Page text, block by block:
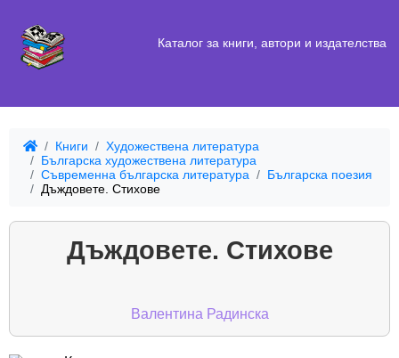
Каталог за книги, автори и издателства
Книги
Художествена литература
Българска художествена литература
Съвременна българска литература
Българска поезия
Дъждовете. Стихове
Дъждовете. Стихове
Валентина Радинска